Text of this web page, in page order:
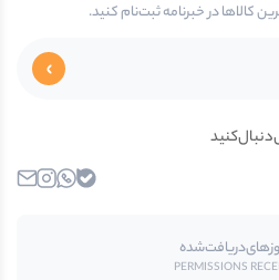
کالاها در خبرنامه ثبت‌نام کنید.
واتساپ
اینستاگرامایمیل
PERMISSIONS